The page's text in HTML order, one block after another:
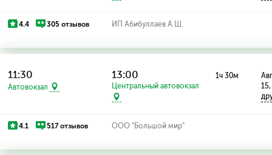
4.4 305 отзывов ИП Абибуллаев А.Ш.
11:30
Автовокзал
13:00
Центральный автовокзал
1ч 30м
4.1 517 отзывов ООО "Большой мир"